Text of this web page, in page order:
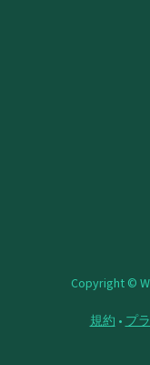
Copyright ©
規約 • プ